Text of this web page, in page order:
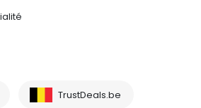
TrustDeals.be